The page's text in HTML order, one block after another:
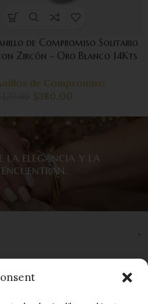
de Compromiso Solitario
Zircón – Oro Blanco 14Kts
de Compromiso
$380.00
la elegancia y la